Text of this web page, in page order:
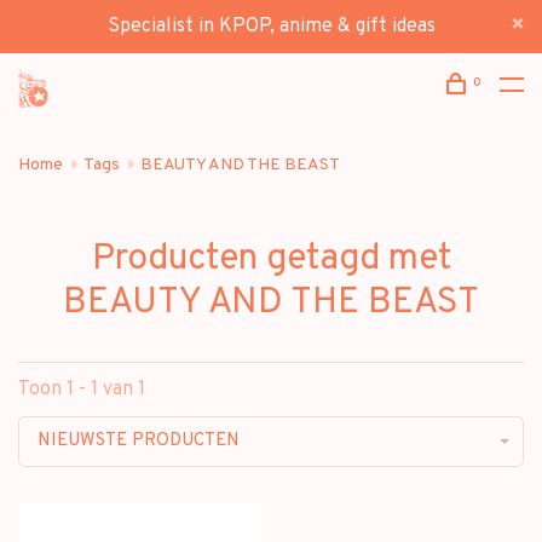
Specialist in KPOP, anime & gift ideas
0
Home Tags BEAUTY AND THE BEAST
Producten getagd met
BEAUTY AND THE BEAST
Toon 1 - 1 van 1
NIEUWSTE PRODUCTEN